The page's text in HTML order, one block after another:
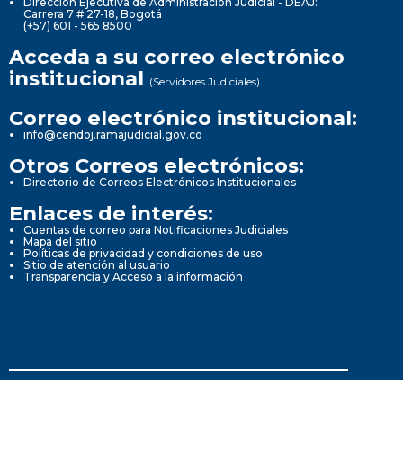
Carrera 7 # 27-18, Bogotá
(+57) 601 - 565 8500
Acceda a su correo electrónico
institucional (Servidores Judiciales)
Correo electrónico institucional:
info@cendoj.ramajudicial.gov.co
Otros Correos electrónicos:
Directorio de Correos Electrónicos Institucionales
Enlaces de interés:
Cuentas de correo para Notificaciones Judiciales
Mapa del sitio
Políticas de privacidad y condiciones de uso
Sitio de atención al usuario
Transparencia y Acceso a la información